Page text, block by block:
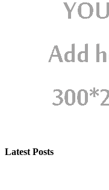
Latest Posts